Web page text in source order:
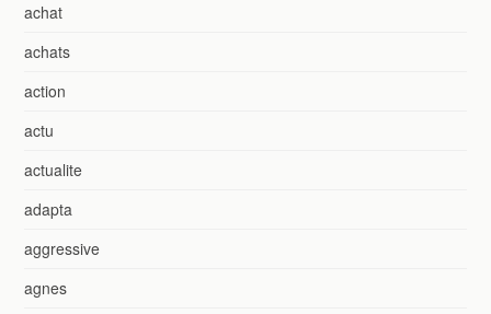
achat
achats
action
actu
actualite
adapta
aggressive
agnes